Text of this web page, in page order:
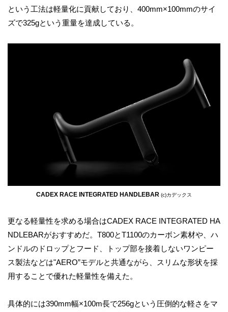
という工法は軽量化に貢献しており、400mm×100mmのサイ
ズで325gという重量を達成している。
CADEX RACE INTEGRATED HANDLEBAR (c)カデックス
更なる軽量性を求める場合はCADEX RACE INTEGRATED HA
NDLEBARがおすすめだ。T800とT1100のカーボン素材や、ハ
ンドルのドロップとフード、トップ部を接着しないワンピー
ス製法などは"AERO”モデルと共通ながら、スリムな形状を採
用することで優れた軽量性を備えた。
具体的には390mm幅×100m長で256gという圧倒的な軽さをマ